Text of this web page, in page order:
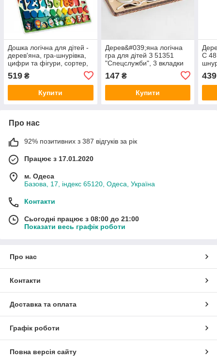
Дошка логічна для дітей -
дерев'яна, гра-шнурівка,
цифри та фігури, сортер,
519 ₴
Купити
Дерев&#039;яна логічна
гра для дітей З 51351
"Спецслужби", 3 вкладки
147₴
Купити
C
439
Про нас
92% позитивних з 387 відгуків за рік
Працює з 17.01.2020
м. Одеса
Базова, 17, індекс 65120, Одеса, Україна
Контакти
Сьогодні працює з 08:00 до 21:00
Показати весь графік роботи
Про нас
Контакти
Доставка та оплата
Графік роботи
Повна версія сайту